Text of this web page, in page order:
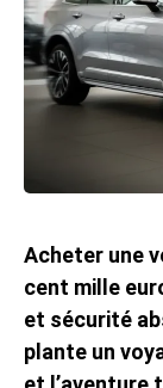
Acheter une
cent mille
et sécurité
plante un